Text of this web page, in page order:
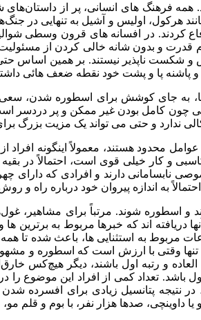
همه فرهنگ های انسانی، پر از
هرکول، اولیس و آشیل به تنهایی در
کردند. در افسانه های قرون وسطی
قدرت و بدون شانه خالی کردن از
ناپذیر نیستند. بر همین اساس حتی
به جای کوشش برای اسطوره شدن، سعی
چون کامل بودن غیر ممکن و پر دردسر
محدود هستند، معمولاً اینگونه افراد
و کار خیلی قوی است، احتمالاً در
نابسامانی دارند و افرادی که دارای
و اسطوره شوند. مرتباً برای مشاهیر،
دریافته اند که خبرها مربوط به برترین
مربوط به استثنایی ها، باعث شده تا همه
وقتی با ارزش است که اسطوره و
و رتبه اول باشند، دیگر هیچ‌کس
تعداد کمی از افراد این موضوع را
پتانسیل زیادی برای افسرده شدن